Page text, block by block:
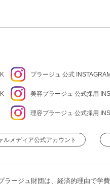
プラージュ公式 INSTAGRAM
美容プラージュ 公式採用
理容プラージュ 公式採用
ルメディア公式アカウント
ラージュ財団は、経済的理由で学